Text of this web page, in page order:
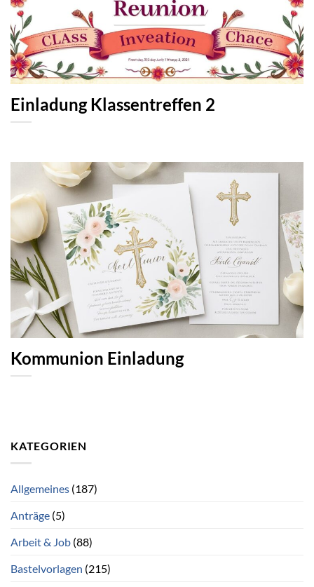
Einladung Klassentreffen 2
Kommunion Einladung
KATEGORIEN
Allgemeines (187)
Anträge (5)
Arbeit & Job (88)
Bastelvorlagen (215)